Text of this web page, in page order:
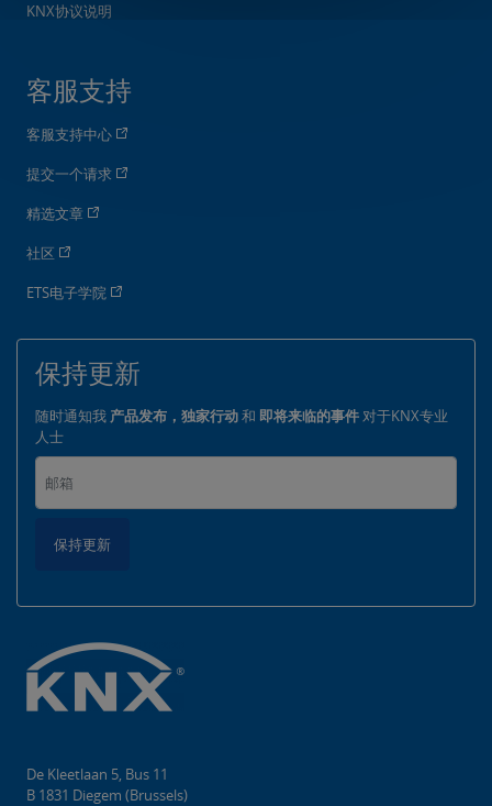
KNX协议说明
客服支持
客服支持中心
提交一个请求
精选文章
社区
ETS电子学院
保持更新
随时通知我 产品发布，独家行动和 即将来临的事件对于KNX专业
人士
保持更新
De Kleetlaan 5, Bus 11
B 1831 Diegem (Brussels)